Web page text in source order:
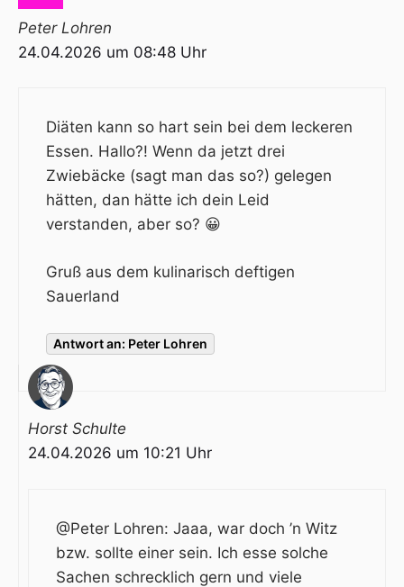
Peter Lohren
24.04.2026 um 08:48 Uhr
Diäten kann so hart sein bei dem leckeren
Essen. Hallo?! Wenn da jetzt drei
Zwiebäcke (sagt man das so?) gelegen
hätten, dan hätte ich dein Leid
verstanden, aber so? 😀
Gruß aus dem kulinarisch deftigen
Sauerland
Antwort an: Peter Lohren
Horst Schulte
24.04.2026 um 10:21 Uhr
@Peter Lohren: Jaaa, war doch ’n Witz
bzw. sollte einer sein. Ich esse solche
Sachen schrecklich gern und viele